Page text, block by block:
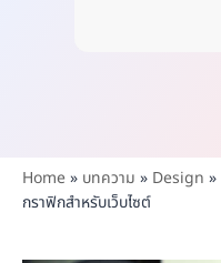
Home» บทความ » Design »
กราฟิกสำหรับเว็บไซต์